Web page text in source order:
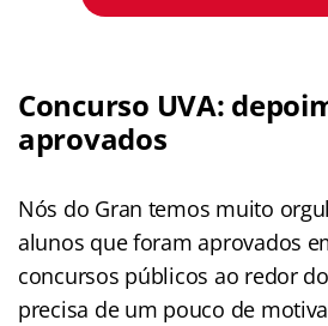
Concurso UVA:
aprovados
Nós do Gran temos muito
alunos que foram aprovados
concursos públicos ao redor
precisa de um pouco de